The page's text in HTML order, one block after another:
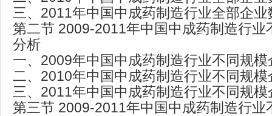
三、2011年中国中成药制造行业全部企业
第二节 2009-2011年中国中成药制造行业
分析
一、2009年中国中成药制造行业不同规
二、2010年中国中成药制造行业不同规
三、2011年中国中成药制造行业不同规
第三节 2009-2011年中国中成药制造行业